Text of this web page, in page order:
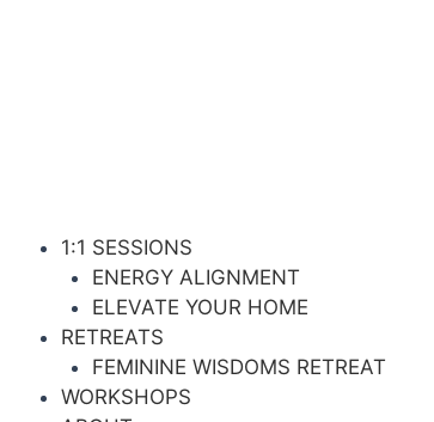
1:1 SESSIONS
ENERGY ALIGNMENT
ELEVATE YOUR HOME
RETREATS
FEMININE WISDOMS RETREAT
WORKSHOPS